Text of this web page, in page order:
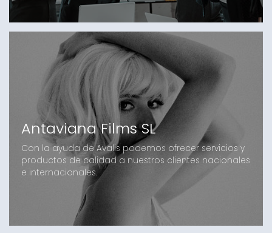
Antaviana Films SL
Con la ayuda de Avalis podemos ofrecer servicios y
productos de calidad a nuestros clientes nacionales
e internacionales.